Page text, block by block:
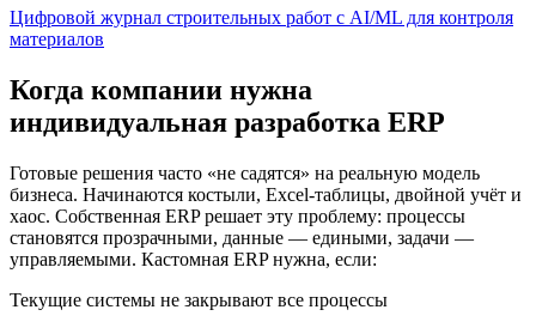
Цифровой журнал строительных работ с AI/ML для контроля
материалов
Когда компании нужна
индивидуальная разработка ERP
Готовые решения часто «не садятся» на реальную модель
бизнеса. Начинаются костыли, Excel-таблицы, двойной учёт и
хаос. Собственная ERP решает эту проблему: процессы
становятся прозрачными, данные — едиными, задачи —
управляемыми. Кастомная ERP нужна, если:
Текущие системы не закрывают все процессы